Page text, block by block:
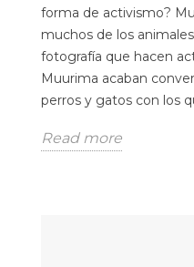
forma de activismo?
muchos de los
fotografía que hacen
Muurima acaban
perros y gatos con los
Read more